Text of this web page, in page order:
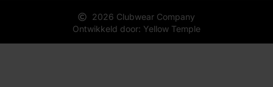
2026 Clubwear Company
Ontwikkeld door: Yellow Temple